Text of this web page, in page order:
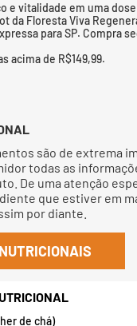
e vitalidade em uma
da Floresta Viva
para SP. Compra
acima de R$149,99.
são de extrema
todas as
De uma atenção
que estiver em
por diante.
de chá)